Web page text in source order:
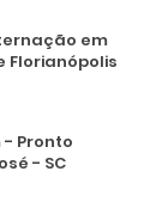
em
Florianópolis
Pronto
- SC